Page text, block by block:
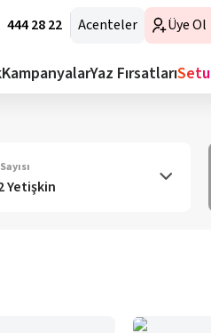
444 28 22 Acenteler Üye Ol
KampanyalarYaz Fırsatları
Yetişkin